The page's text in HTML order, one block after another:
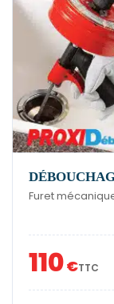
Furet
110€TTC